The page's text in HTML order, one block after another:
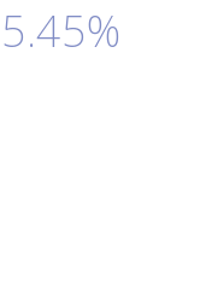
5.45%